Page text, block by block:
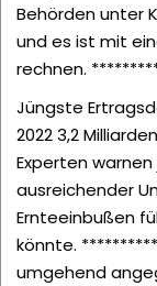
Behörden unter
und es ist mit
rechnen.
Jüngste
2022 3,2
Experten
ausreichender
Ernteeinbußen
könnte.
umgehend